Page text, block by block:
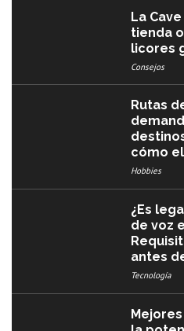
La
tienda
licores
Consejos
Rutas
cómo
Hobbies
¿Es
de voz
antes
Tecnología